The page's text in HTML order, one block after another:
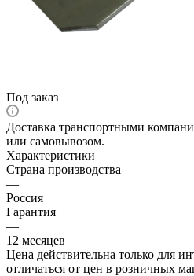
Под заказ
Доставка транспортными
или самовывозом.
Характеристики
Страна производства
—
Россия
Гарантия
—
12 месяцев
Цена действительна только для
отличаться от цен в розничных